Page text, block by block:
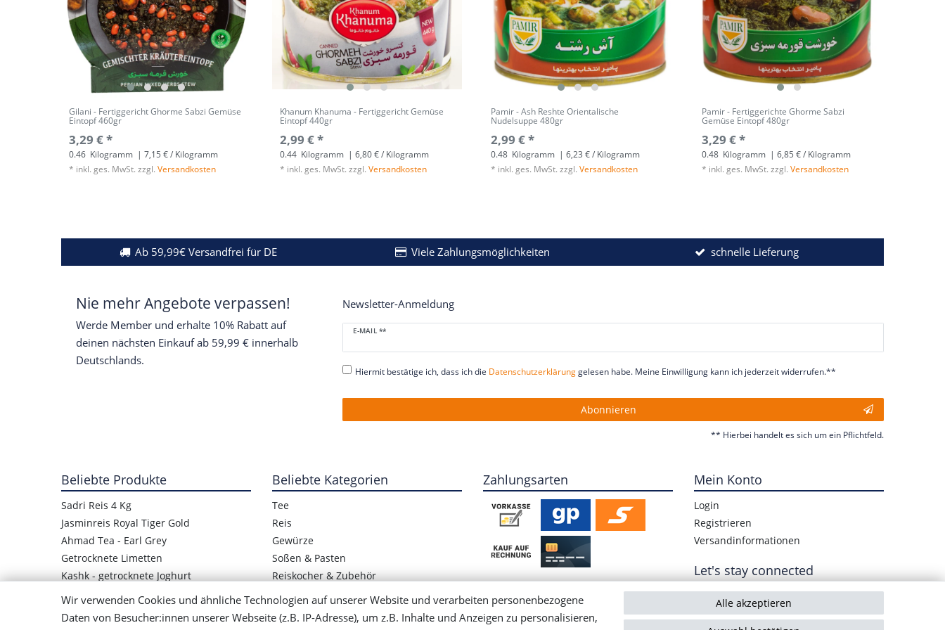
Gilani - Fertiggericht Ghorme Sabzi Gemüse
Eintopf 460gr
3,29 € *
0.46 Kilogramm | 7,15 € / Kilogramm
* inkl. ges. MwSt. zzgl.Versandkosten
Khanum Khanuma - Fertiggericht Gemüse
Eintopf 440gr
2,99 € *
0.44 Kilogramm | 6,80 € / Kilogramm
* inkl. ges. MwSt. zzgl.Versandkosten
Pamir - Ash Reshte Orientalische
Nudelsuppe 480gr
2,99 € *
0.48 Kilogramm | 6,23 € / Kilogramm
* inkl. ges. MwSt. zzgl.Versandkosten
Pamir - Fertiggerichte Ghorme Sabzi
Gemüse Eintopf 480gr
3,29 € *
0.48 Kilogramm | 6,85 € / Kilogramm
* inkl. ges. MwSt. zzgl.Versandkosten
Ab 59,99€ Versandfrei für DE Viele Zahlungsmöglichkeiten schnelle Lieferung
Nie mehr Angebote verpassen!
Werde Member und erhalte 10% Rabatt auf
deinen nächsten Einkauf ab 59,99 € innerhalb
Deutschlands.
Newsletter-Anmeldung
E-MAIL **
Newsletter
Honig
Hiermit bestätige ich, dass ich die Daten­schutz­erklärunggelesen habe. Meine Einwilligung kann ich jederzeit widerrufen.**
Abonnieren
** Hierbei handelt es sich um ein Pflichtfeld.
Beliebte Produkte
Sadri Reis 4 Kg
Jasminreis Royal Tiger Gold
Ahmad Tea - Earl Grey
Getrocknete Limetten
Kashk - getrocknete Joghurt
Kashk-Quark
Obst Paste Lavashak
Beliebte Kategorien
Tee
Reis
Gewürze
Soßen & Pasten
Reiskocher & Zubehör
Getrocknete Hülsenfrüchte
Rezepte / Blog
Zahlungsarten Mein Konto
Login
Registrieren
Versandinformationen
Let's stay connected
Wir verwenden Cookies und ähnliche Technologien auf unserer Website und verarbeiten personenbezogene
Daten von Besucher:innen unserer Webseite (z.B. IP-Adresse), um z.B. Inhalte und Anzeigen zu personalisieren,
Alle akzeptieren